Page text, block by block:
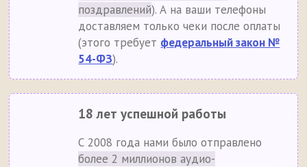
поздравлений). А на ваши телефоны
доставляем только чеки после оплаты
(этого требует федеральный закон №
54-ФЗ).
18 лет успешной работы
С 2008 года нами было отправлено
более 2 миллионов аудио-